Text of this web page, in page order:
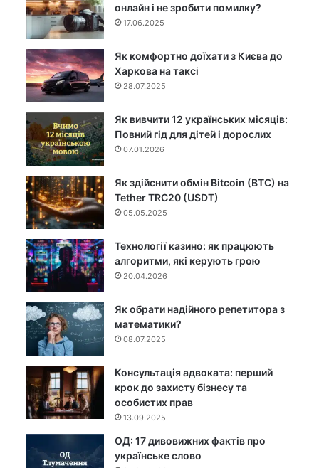
онлайн і не зробити помилку?
17.06.2025
Як комфортно доїхати з Києва до
Харкова на таксі
28.07.2025
Як вивчити 12 українських місяців:
Повний гід для дітей і дорослих
07.01.2026
Як здійснити обмін Bitcoin (BTC) на
Tether TRC20 (USDT)
05.05.2025
Технології казино: як працюють
алгоритми, які керують грою
20.04.2026
Як обрати надійного репетитора з
математики?
08.07.2025
Консультація адвоката: перший
крок до захисту бізнесу та
особистих прав
13.09.2025
ОД: 17 дивовижних фактів про
українське слово